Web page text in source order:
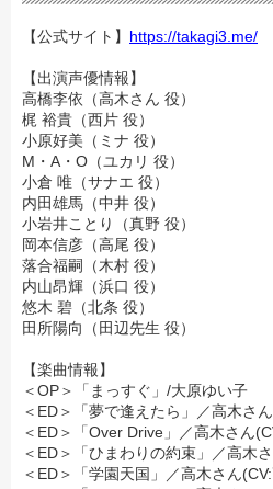
【公式サイト】 https://takagi3.me/
【出演声優情報】
高橋李依（高木さん 役）
梶 裕貴（西片 役）
小原好美（ミナ 役）
M・A・O（ユカリ 役）
小倉 唯（サナエ 役）
内田雄馬（中井 役）
小岩井ことり（真野 役）
岡本信彦（高尾 役）
落合福嗣（木村 役）
内山昂輝（浜口 役）
悠木 碧（北条 役）
田所陽向（田辺先生 役）
【楽曲情報】
＜OP＞「 まっすぐ 」/大原ゆい子
＜ED＞「夢で逢えたら」／高木さ
＜ED＞「Over Drive 」／高木さん
＜ED＞「ひまわりの約束 」／高木
＜ED＞「学園天国 」／高木さん